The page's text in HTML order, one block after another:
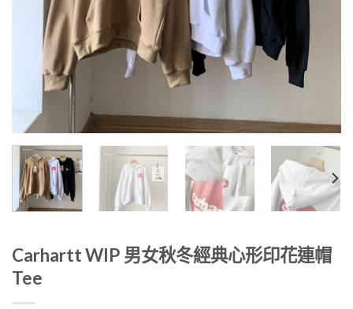
Carhartt WIP 男女秋冬經典心形印花連帽
Tee